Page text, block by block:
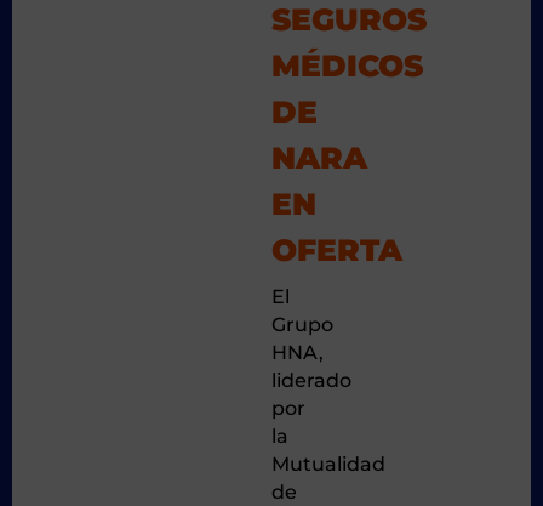
SEGUROS
MÉDICOS
DE
NARA
EN
OFERTA
El
Grupo
HNA,
liderado
por
la
Mutualidad
de